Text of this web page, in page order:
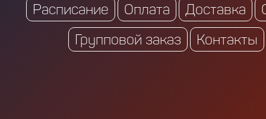
Расписание Оплата Доставка
Групповой заказ
Контакты